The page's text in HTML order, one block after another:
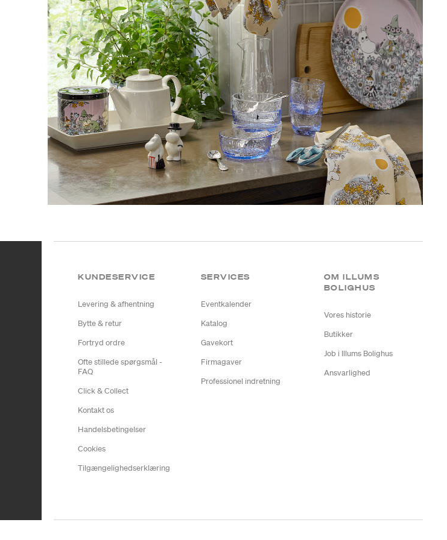
KUNDESERVICE
Levering & afhentning
Bytte & retur
Fortryd ordre
Ofte stillede spørgsmål -
FAQ
Click & Collect
Kontakt os
Handelsbetingelser
Cookies
Tilgængelighedserklæring
SERVICES
Eventkalender
Katalog
Gavekort
Firmagaver
Professionel indretning
OM ILLUMS
BOLIGHUS
Vores historie
Butikker
Job i Illums Bolighus
Ansvarlighed